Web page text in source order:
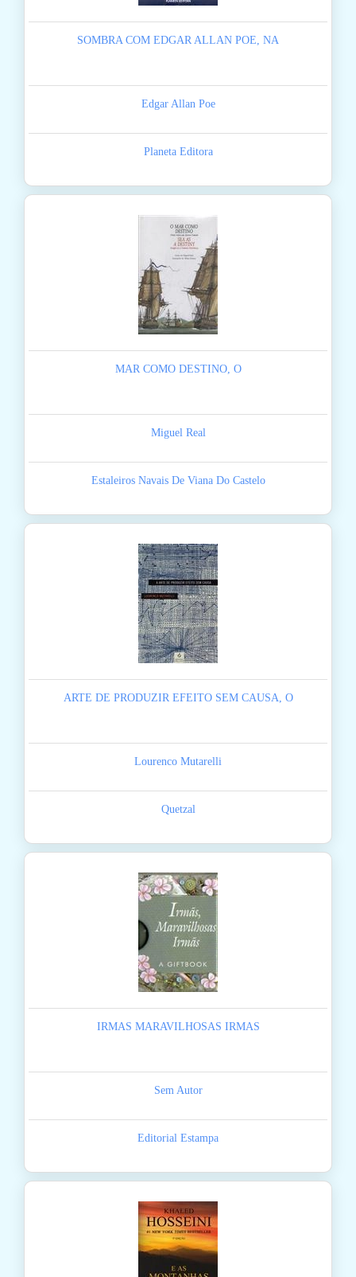
SOMBRA COM EDGAR ALLAN POE, NA
Edgar Allan Poe
Planeta Editora
MAR COMO DESTINO, O
Miguel Real
Estaleiros Navais De Viana Do Castelo
ARTE DE PRODUZIR EFEITO SEM CAUSA, O
Lourenco Mutarelli
Quetzal
IRMAS MARAVILHOSAS IRMAS
Sem Autor
Editorial Estampa